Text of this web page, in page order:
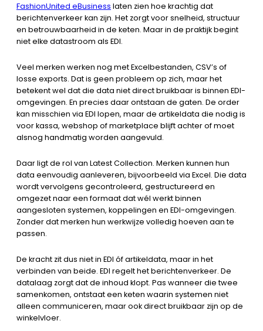
FashionUnited eBusiness laten zien hoe krachtig dat
berichtenverkeer kan zijn. Het zorgt voor snelheid, structuur
en betrouwbaarheid in de keten. Maar in de praktijk begint
niet elke datastroom als EDI.
Veel merken werken nog met Excelbestanden, CSV’s of
losse exports. Dat is geen probleem op zich, maar het
betekent wel dat die data niet direct bruikbaar is binnen EDI-
omgevingen. En precies daar ontstaan de gaten. De order
kan misschien via EDI lopen, maar de artikeldata die nodig is
voor kassa, webshop of marketplace blijft achter of moet
alsnog handmatig worden aangevuld.
Daar ligt de rol van Latest Collection. Merken kunnen hun
data eenvoudig aanleveren, bijvoorbeeld via Excel. Die data
wordt vervolgens gecontroleerd, gestructureerd en
omgezet naar een formaat dat wél werkt binnen
aangesloten systemen, koppelingen en EDI-omgevingen.
Zonder dat merken hun werkwijze volledig hoeven aan te
passen.
De kracht zit dus niet in EDI óf artikeldata, maar in het
verbinden van beide. EDI regelt het berichtenverkeer. De
datalaag zorgt dat de inhoud klopt. Pas wanneer die twee
samenkomen, ontstaat een keten waarin systemen niet
alleen communiceren, maar ook direct bruikbaar zijn op de
winkelvloer.